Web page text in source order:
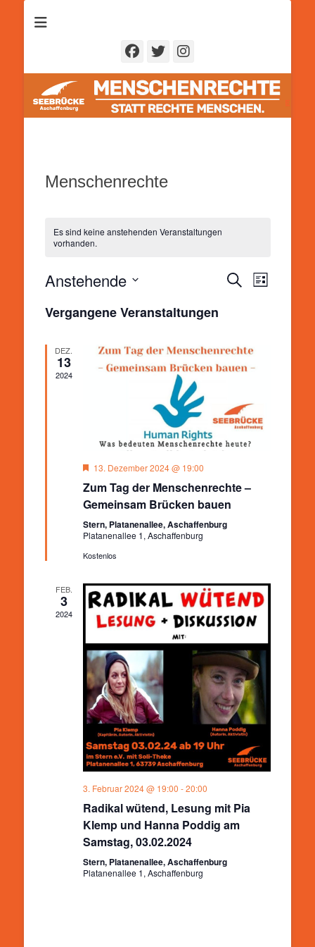
Facebook
Twitter
Instagram
Menschenrechte
Es sind keine anstehenden Veranstaltungen
vorhanden.
Navigation
Suche
Liste
Anstehende
wählen.
Vergangene Veranstaltungen
DEZ.
13
2024
Hervorgehoben
13. Dezember 2024 @ 19:00
Zum Tag der Menschenrechte –
Gemeinsam Brücken bauen
Stern, Platanenallee, Aschaffenburg
Platanenallee 1, Aschaffenburg
Kostenlos
FEB.
3
2024
3. Februar 2024 @ 19:00 -20:00
Radikal wütend, Lesung mit Pia
Klemp und Hanna Poddig am
Samstag, 03.02.2024
Stern, Platanenallee, Aschaffenburg
Platanenallee 1, Aschaffenburg